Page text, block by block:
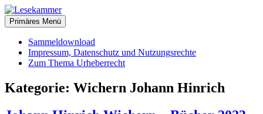
Zum
Inhalt
springen
Lesekammer
christliche Bücher zum kostenlosen Download
Primäres Menü
Sammeldownload
Impressum, Datenschutz und Nutzungsrechte
Zum Thema Urheberrecht
Kategorie: Wichern Johann Hinrich